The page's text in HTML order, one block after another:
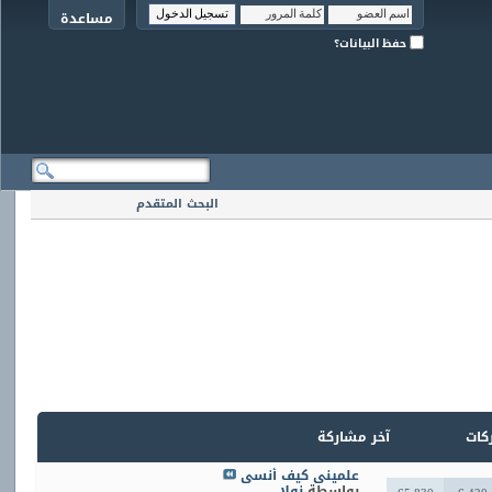
مساعدة
حفظ البيانات؟
البحث المتقدم
آخر مشاركة
علميني كيف أنسى